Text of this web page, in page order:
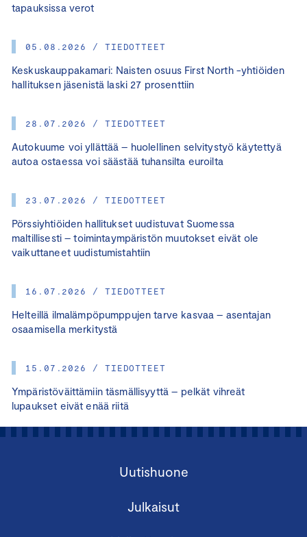
tapauksissa verot
05.08.2026 / TIEDOTTEET
Keskuskauppakamari: Naisten osuus First North -yhtiöiden
hallituksen jäsenistä laski 27 prosenttiin
28.07.2026 / TIEDOTTEET
Autokuume voi yllättää – huolellinen selvitystyö käytettyä
autoa ostaessa voi säästää tuhansilta euroilta
23.07.2026 / TIEDOTTEET
Pörssiyhtiöiden hallitukset uudistuvat Suomessa
maltillisesti – toimintaympäristön muutokset eivät ole
vaikuttaneet uudistumistahtiin
16.07.2026 / TIEDOTTEET
Helteillä ilmalämpöpumppujen tarve kasvaa – asentajan
osaamisella merkitystä
15.07.2026 / TIEDOTTEET
Ympäristöväittämiin täsmällisyyttä – pelkät vihreät
lupaukset eivät enää riitä
Uutishuone
Julkaisut